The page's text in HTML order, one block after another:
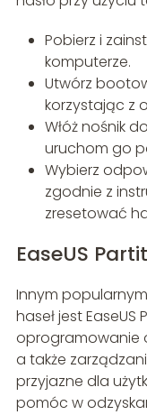
Pobierz i
komputerze.
Utwórz
korzystając z
Włóż nośnik
uruchom go
Wybierz
zgodnie z
zresetować
EaseUS
Innym
haseł jest EaseUS
oprogramowanie
a także
przyjazne dla
pomóc w